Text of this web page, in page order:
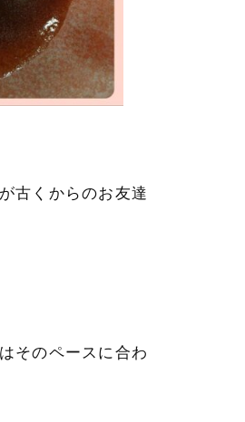
古くからのお友達
そのペースに合わ